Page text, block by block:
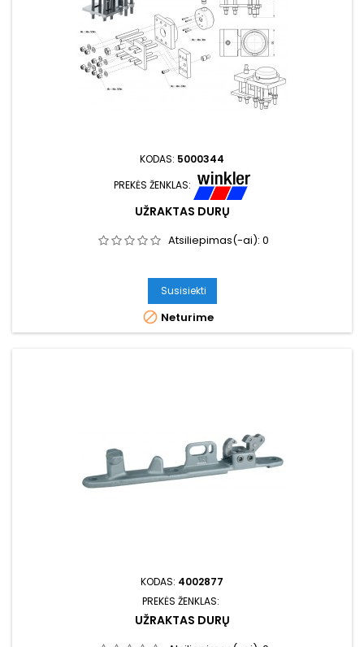
KODAS: 5000344
PREKĖS ŽENKLAS:
UŽRAKTAS DURŲ
Atsiliepimas(-ai): 0
Susisiekti
 Neturime
KODAS: 4002877
PREKĖS ŽENKLAS:
UŽRAKTAS DURŲ